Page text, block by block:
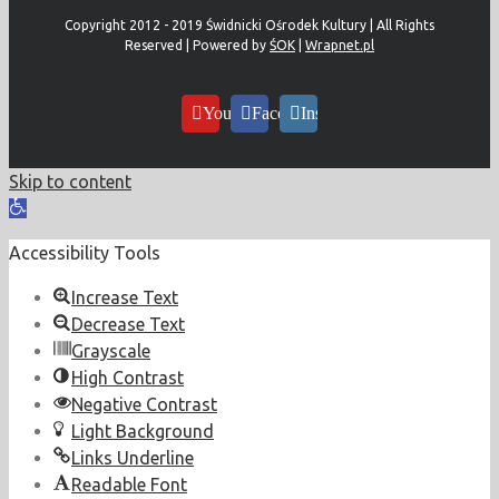
Copyright 2012 - 2019 Świdnicki Ośrodek Kultury | All Rights
Reserved | Powered by ŚOK Wrapnet.pl
YouTubeFacebookInstagram
Skip to content
Open
Accessibility Tools
Increase Text
Decrease Text
Grayscale
High Contrast
Negative Contrast
Light Background
Links Underline
Readable Font